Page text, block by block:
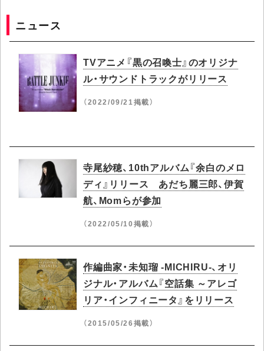
ニュース
TVアニメ『黒の召喚士』のオリジナ
ル・サウンドトラックがリリース
（2022/09/21掲載）
寺尾紗穂、10thアルバム『余白のメロ
ディ』リリース あだち麗三郎、伊賀
航、Momらが参加
（2022/05/10掲載）
作編曲家・未知瑠 -MICHIRU-、オリ
ジナル・アルバム『空話集 ～アレゴ
リア・インフィニータ』をリリース
（2015/05/26掲載）